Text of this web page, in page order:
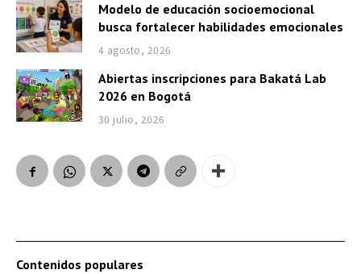
Modelo de educación socioemocional
busca fortalecer habilidades emocionales
4 agosto, 2026
Abiertas inscripciones para Bakatá Lab
2026 en Bogotá
30 julio, 2026
Contenidos populares